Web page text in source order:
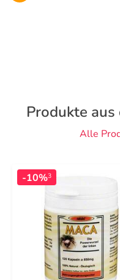
Produkte
Alle
-10%3